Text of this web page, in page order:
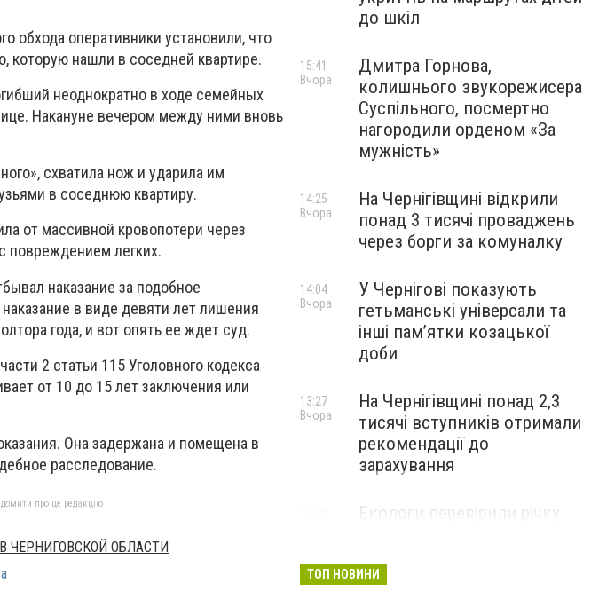
обхода оперативники установили, что
которую нашли в соседней квартире.
неоднократно в ходе семейных
Накануне вечером между ними вновь
схватила нож и ударила им
в соседнюю квартиру.
от массивной кровопотери через
повреждением легких.
наказание за подобное
в виде девяти лет лишения
года, и вот опять ее ждет суд.
2 статьи 115 Уголовного кодекса
от 10 до 15 лет заключения или
Она задержана и помещена в
расследование.
про це редакцію
ЧЕРНИГОВСКОЙ ОБЛАСТИ
до шкіл
Дмитра Горнова,
колишнього звукорежисера
Суспільного, посмертно
нагородили орденом «За
мужність»
15:41
Вчора
На Чернігівщині відкрили
понад 3 тисячі проваджень
через борги за комуналку
14:25
Вчора
У Чернігові показують
гетьманські універсали та
інші пам’ятки козацької
доби
14:04
Вчора
На Чернігівщині понад 2,3
тисячі вступників отримали
рекомендації до
зарахування
13:27
Вчора
Екологи перевірили річку
ТОП НОВИНИ